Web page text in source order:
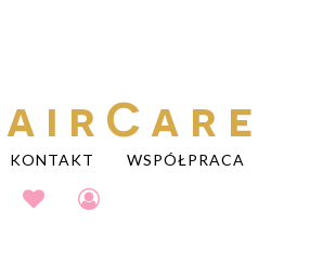
KONTAKT WSPÓŁPRACA